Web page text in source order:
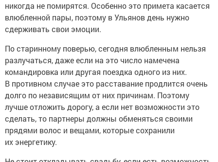
никогда не помирятся. Особенно это примета касается
влюбленной пары, поэтому в Ульянов день нужно
сдерживать свои эмоции.
По старинному поверью, сегодня влюбленным нельзя
разлучаться, даже если на это число намечена
командировка или другая поездка одного из них.
В противном случае это расставание продлится очень
долго по независящим от них причинам. Поэтому
лучше отложить дорогу, а если нет возможности это
сделать, то партнеры должны обменяться своими
прядями волос и вещами, которые сохранили
их энергетику.